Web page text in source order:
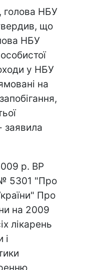
НБУ
що
НБУ
у НБУ
на
заявила
р. ВР
5301 "Про
Про
на 2009
лікарень
і